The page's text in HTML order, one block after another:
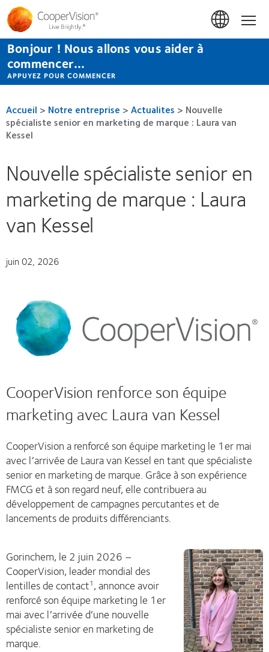
Aller
au
contenu
principal
Bonjour ! Nous allons vous aider à
commencer...
APPUYEZ POUR COMMENCER
Accueil > Notre entreprise > Actualites > Nouvelle
spécialiste senior en marketing de marque : Laura van
Kessel
Nouvelle spécialiste senior en
marketing de marque : Laura
van Kessel
juin 02, 2026
CooperVision renforce son équipe
marketing avec Laura van Kessel
CooperVision a renforcé son équipe marketing le 1er mai
avec l’arrivée de Laura van Kessel en tant que spécialiste
senior en marketing de marque. Grâce à son expérience
FMCG et à son regard neuf, elle contribuera au
développement de campagnes percutantes et de
lancements de produits différenciants.
Gorinchem, le 2 juin 2026 –
CooperVision, leader mondial des
lentilles de contact1, annonce avoir
renforcé son équipe marketing le 1er
mai avec l’arrivée d’une nouvelle
spécialiste senior en marketing de
marque.